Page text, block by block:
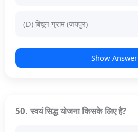
(D) बिचून ग्राम (जयपुर)
Show Answer
50. स्वयं सिद्ध योजना किसके लिए है?